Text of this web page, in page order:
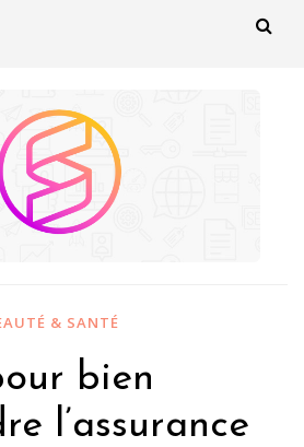
& SANTÉ
bien
l’assurance